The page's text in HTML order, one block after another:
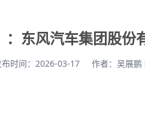
东风汽车集团股份
布时间：2026-03-17 作者：吴展鹏